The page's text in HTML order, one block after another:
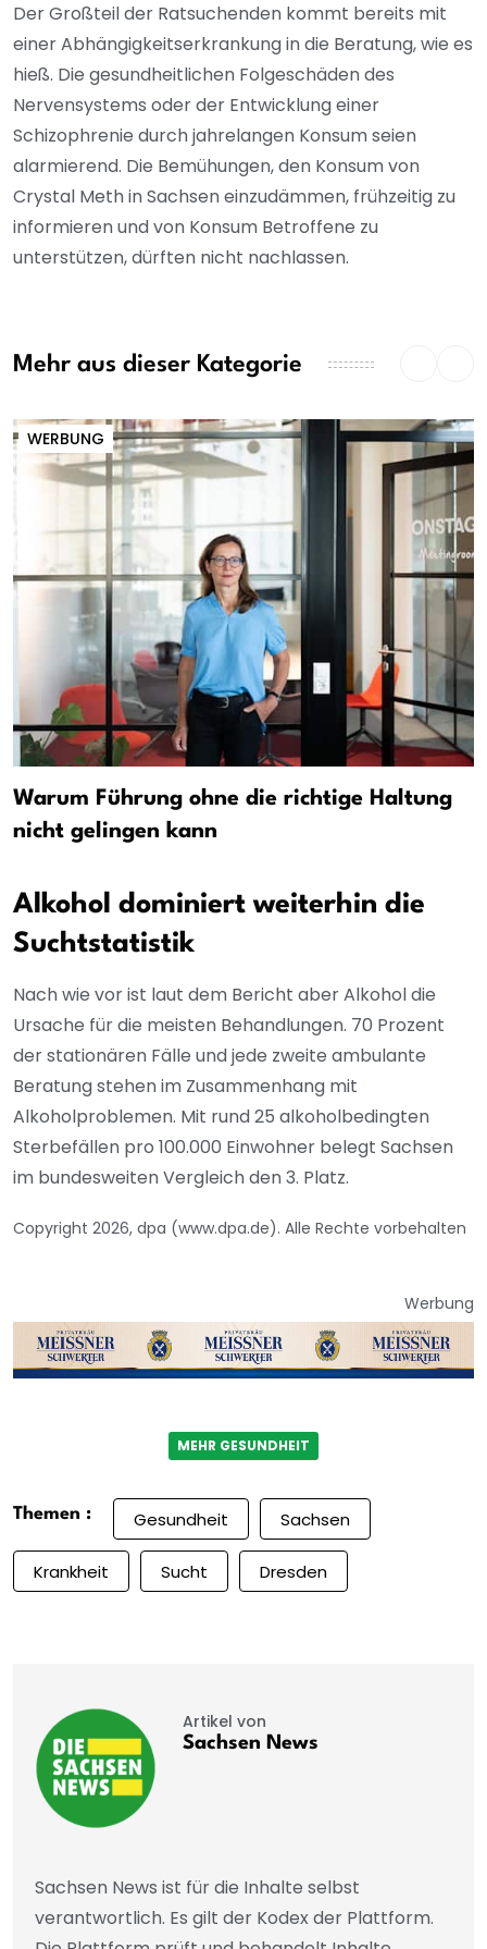
Der Großteil der Ratsuchenden kommt bereits mit
einer Abhängigkeitserkrankung in die Beratung, wie es
hieß. Die gesundheitlichen Folgeschäden des
Nervensystems oder der Entwicklung einer
Schizophrenie durch jahrelangen Konsum seien
alarmierend. Die Bemühungen, den Konsum von
Crystal Meth in Sachsen einzudämmen, frühzeitig zu
informieren und von Konsum Betroffene zu
unterstützen, dürften nicht nachlassen.
Mehr aus dieser Kategorie
WERBUNG
Warum Führung ohne die richtige Haltung
nicht gelingen kann
Alkohol dominiert weiterhin die
Suchtstatistik
Nach wie vor ist laut dem Bericht aber Alkohol die
Ursache für die meisten Behandlungen. 70 Prozent
der stationären Fälle und jede zweite ambulante
Beratung stehen im Zusammenhang mit
Alkoholproblemen. Mit rund 25 alkoholbedingten
Sterbefällen pro 100.000 Einwohner belegt Sachsen
im bundesweiten Vergleich den 3. Platz.
Copyright 2026, dpa (www.dpa.de). Alle Rechte vorbehalten
Werbung
MEHR GESUNDHEIT
Themen : Gesundheit Sachsen
Krankheit Sucht Dresden
Artikel von
Sachsen News
Sachsen News ist für die Inhalte selbst
verantwortlich. Es gilt der Kodex der Plattform.